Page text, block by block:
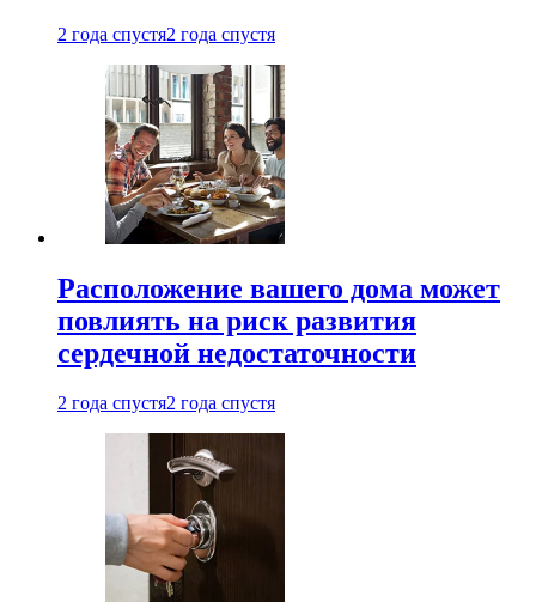
2 года спустя2 года спустя
Расположение вашего дома может
повлиять на риск развития
сердечной недостаточности
2 года спустя2 года спустя